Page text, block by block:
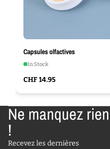
Capsules olfactives
In Stock
CHF 14.95
Ne manquez rien
!
Recevez les dernières